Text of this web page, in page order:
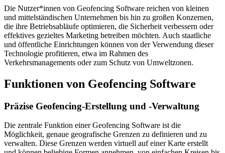
Die Nutzer*innen von Geofencing Software reichen von kleinen
und mittelständischen Unternehmen bis hin zu großen Konzernen,
die ihre Betriebsabläufe optimieren, die Sicherheit verbessern oder
effektives gezieltes Marketing betreiben möchten. Auch staatliche
und öffentliche Einrichtungen können von der Verwendung dieser
Technologie profitieren, etwa im Rahmen des
Verkehrsmanagements oder zum Schutz von Umweltzonen.
Funktionen von Geofencing Software
Präzise Geofencing-Erstellung und -Verwaltung
Die zentrale Funktion einer Geofencing Software ist die
Möglichkeit, genaue geografische Grenzen zu definieren und zu
verwalten. Diese Grenzen werden virtuell auf einer Karte erstellt